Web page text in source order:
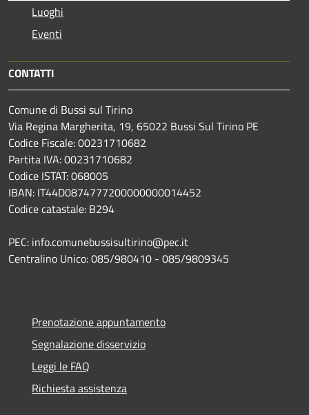
Luoghi
Eventi
CONTATTI
Comune di Bussi sul Tirino
Via Regina Margherita, 19, 65022 Bussi Sul Tirino PE
Codice Fiscale: 00231710682
Partita IVA: 00231710682
Codice ISTAT: 068005
IBAN: IT44D0874777200000000014452
Codice catastale: B294
PEC: info.comunebussisultirino@pec.it
Centralino Unico: 085/980410 - 085/9809345
Prenotazione appuntamento
Segnalazione disservizio
Leggi le FAQ
Richiesta assistenza